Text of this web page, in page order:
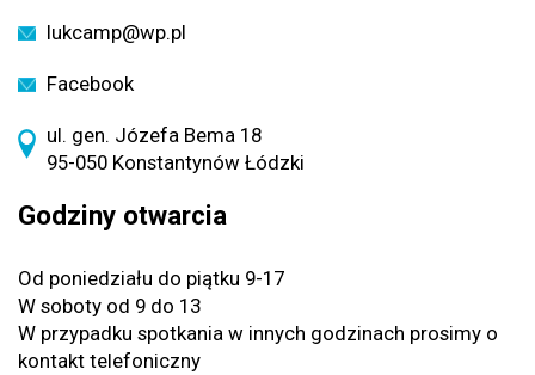
lukcamp@wp.pl
Facebook
ul. gen. Józefa Bema 18
95-050 Konstantynów Łódzki
Godziny otwarcia
Od poniedziału do piątku 9-17
W soboty od 9 do 13
W przypadku spotkania w innych godzinach prosimy o
kontakt telefoniczny